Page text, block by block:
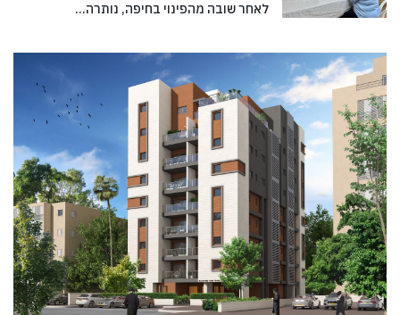
לאחר שובה מהפינוי בחיפה, נותרה…